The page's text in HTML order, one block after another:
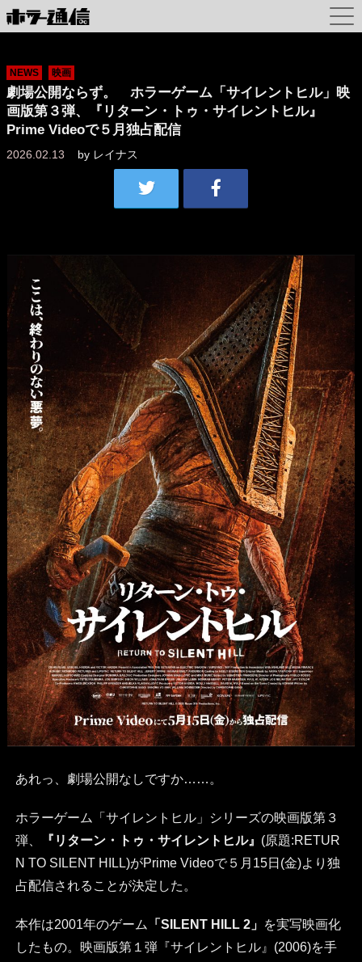
NEWS 映画
劇場公開ならず。 ホラーゲーム「サイレントヒル」映
画版第３弾、『リターン・トゥ・サイレントヒル』
Prime Videoで５月独占配信
2026.02.13 by レイナス
あれっ、劇場公開なしですか……。
ホラーゲーム「サイレントヒル」シリーズの映画版第３
弾、
『リターン・トゥ・サイレントヒル』 (原題:RETUR
N TO SILENT HILL)がPrime Videoで５月15日(金)より独
占配信されることが決定した。
本作は2001年のゲーム 「SILENT HILL 2」 を実写映画化
したもの。映画版第１弾『サイレントヒル』(2006)を手